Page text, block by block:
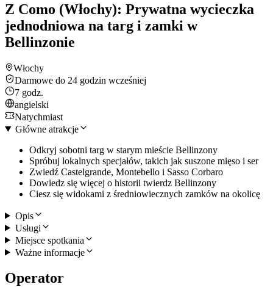
Z Como (Włochy): Prywatna wycieczka
jednodniowa na targ i zamki w
Bellinzonie
Włochy
Darmowe do 24 godzin wcześniej
7 godz.
angielski
Natychmiast
Główne atrakcje
Odkryj sobotni targ w starym mieście Bellinzony
Spróbuj lokalnych specjałów, takich jak suszone mięso i ser
Zwiedź Castelgrande, Montebello i Sasso Corbaro
Dowiedz się więcej o historii twierdz Bellinzony
Ciesz się widokami z średniowiecznych zamków na okolicę
Opis
Usługi
Miejsce spotkania
Ważne informacje
Operator